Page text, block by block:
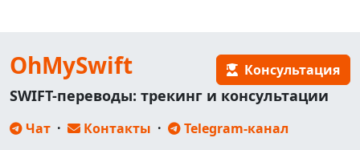
OhMySwift Консультация
SWIFT-переводы: трекинг и консультации
Чат · Контакты · Telegram-канал